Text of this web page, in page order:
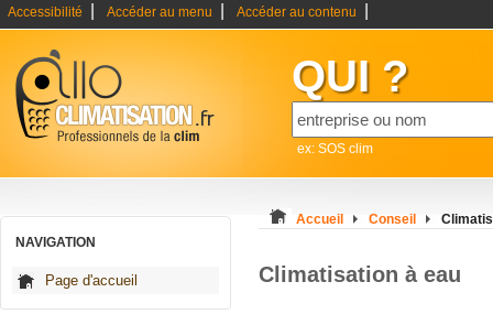
Accessibilité Accéder au menu Accéder au contenu
QUI ?
ex: SOS clim
NAVIGATION
Page d'accueil
Accueil Conseil
Climatisation à eau